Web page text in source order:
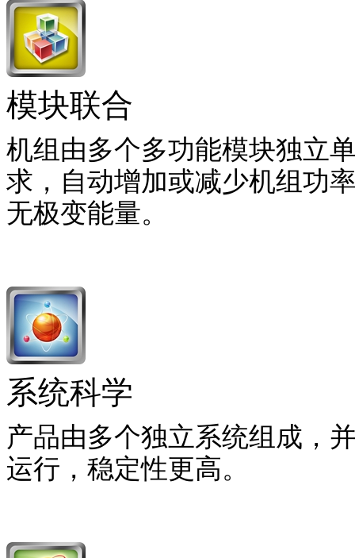
模块联合
机组由多个多功能模块独立
求，自动增加或减少机组功
无极变能量。
系统科学
产品由多个独立系统组成，
运行，稳定性更高。